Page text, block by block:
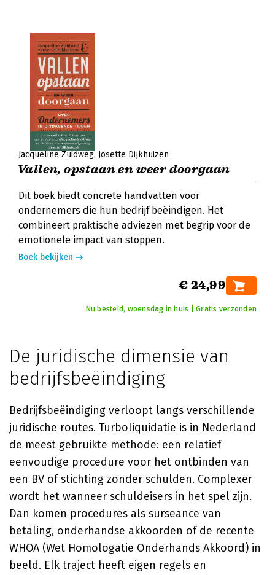
Jacqueline Zuidweg Josette Dijkhuizen
Vallen, opstaan en weer doorgaan
Dit boek biedt concrete handvatten voor
ondernemers die hun bedrijf beëindigen. Het
combineert praktische adviezen met begrip voor de
emotionele impact van stoppen.
Boek bekijken
€ 24,99
Nu besteld, woensdag in huis | Gratis verzonden
De juridische dimensie van
bedrijfsbeëindiging
Bedrijfsbeëindiging verloopt langs verschillende
juridische routes. Turboliquidatie is in Nederland
de meest gebruikte methode: een relatief
eenvoudige procedure voor het ontbinden van
een BV of stichting zonder schulden. Complexer
wordt het wanneer schuldeisers in het spel zijn.
Dan komen procedures als surseance van
betaling, onderhandse akkoorden of de recente
WHOA (Wet Homologatie Onderhands Akkoord) in
beeld. Elk traject heeft eigen regels en